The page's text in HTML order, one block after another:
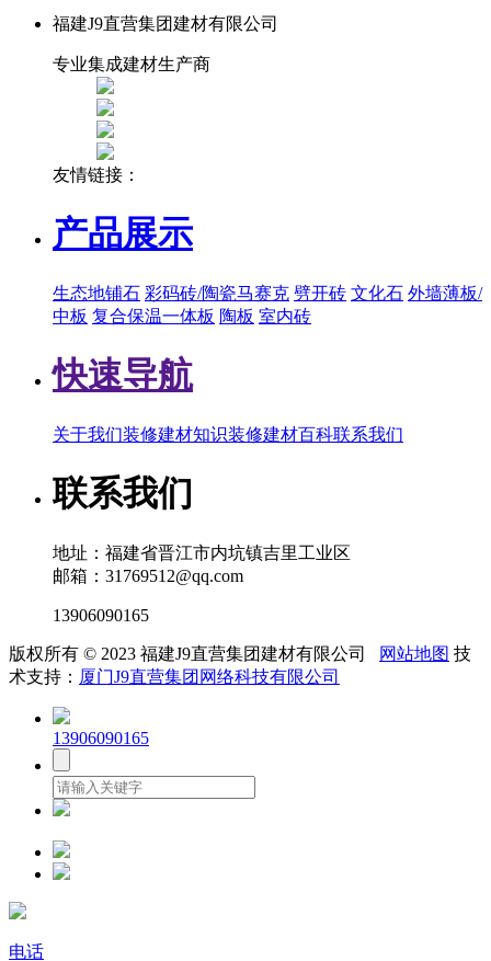
福建J9直营集团建材有限公司
专业集成建材生产商
友情链接：
产品展示
生态地铺石 彩码砖/陶瓷马赛克 劈开砖 文化石 外墙薄板/
中板 复合保温一体板 陶板 室内砖
快速导航
关于我们装修建材知识装修建材百科联系我们
联系我们
地址：福建省晋江市内坑镇吉里工业区
邮箱：31769512@qq.com
13906090165
版权所有 © 2023 福建J9直营集团建材有限公司 网站地图 技
术支持： 厦门J9直营集团网络科技有限公司
13906090165
电话